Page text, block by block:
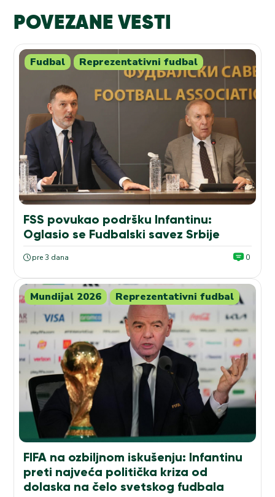
POVEZANE VESTI
Fudbal Reprezentativni fudbal
FSS povukao podršku Infantinu:
Oglasio se Fudbalski savez Srbije
pre 3 dana 0
Mundijal 2026 Reprezentativni fudbal
FIFA na ozbiljnom iskušenju: Infantinu
preti najveća politička kriza od
dolaska na čelo svetskog fudbala